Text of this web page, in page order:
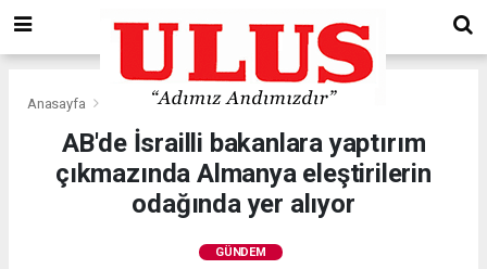
Anasayfa Gündem
AB'de İsrailli bakanlara yaptırım
çıkmazında Almanya eleştirilerin
odağında yer alıyor
GÜNDEM